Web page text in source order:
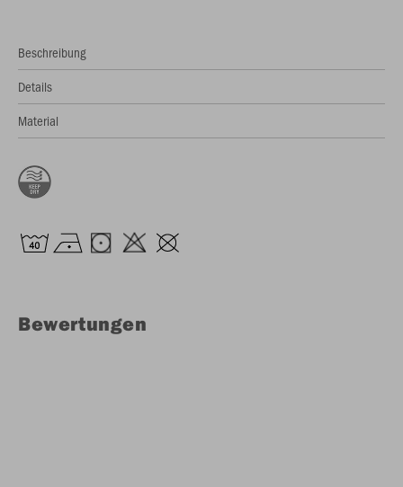
Beschreibung
Details
Material
Bewertungen